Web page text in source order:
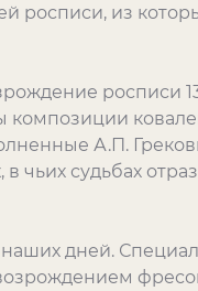
росписи, из
росписи
А.П.
чьих судьбах
дней.